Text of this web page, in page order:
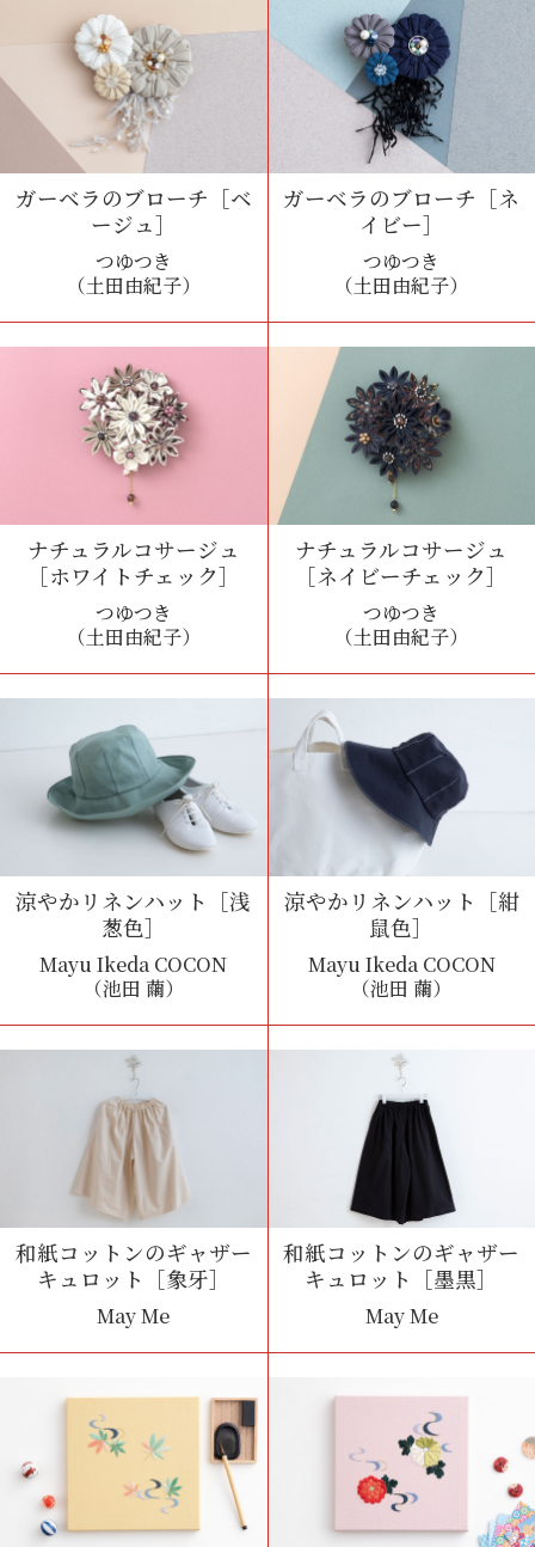
ガーベラのブローチ［ベ
ージュ］
つゆつき
（土田由紀子）
ガーベラのブローチ［ネ
イビー］
つゆつき
（土田由紀子）
ナチュラルコサージュ
［ホワイトチェック］
つゆつき
（土田由紀子）
ナチュラルコサージュ
［ネイビーチェック］
つゆつき
（土田由紀子）
涼やかリネンハット［浅
葱色］
Mayu Ikeda COCON
（池田 繭）
涼やかリネンハット［紺
鼠色］
Mayu Ikeda COCON
（池田 繭）
和紙コットンのギャザー
キュロット［象牙］
May Me
和紙コットンのギャザー
キュロット［墨黒］
May Me